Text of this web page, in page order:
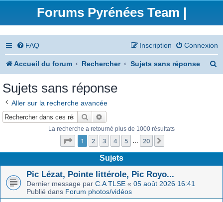
Forums Pyrénées Team |
FAQ Connexion
Inscription
Accueil du forum Rechercher Sujets sans réponse
Sujets sans réponse
Aller sur la recherche avancée
Rechercher
La recherche a retourné plus de 1000 résultats
Page 1sur20
1 2 3 4 5 … 20
Sujets
Pic Lézat, Pointe littérole, Pic Royo...
Dernier message par C.A TLSE « 05 août 2026 16:41
Publié dans Forum photos/vidéos